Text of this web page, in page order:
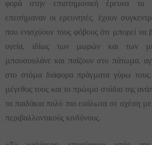
φορά στην επιστημονική έρευνα
επεσήμαναν οι ερευνητές, έχουν
που ενισχύουν τους φόβους ότι μπορεί να
υγεία, ιδίως των μωρών και των
μπουσουλάνε και παίζουν στο πάτωμα,
στο στόμα διάφορα πράγματα γύρω
μέγεθος τους και το πρώιμο στάδιο της
τα παιδάκια πολύ πιο ευάλωτα σε σχέση με
περιβαλλοντικούς κινδύνους.